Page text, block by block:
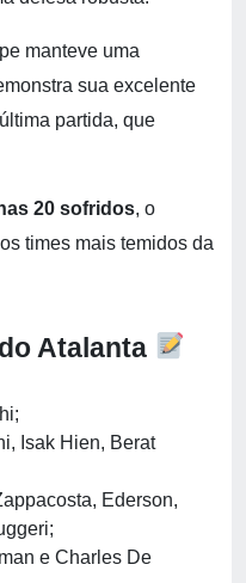
manteve uma
sua excelente
partida, que
20 sofridos, o
times mais temidos da
Atalanta
Isak Hien, Berat
Ederson,
e Charles De